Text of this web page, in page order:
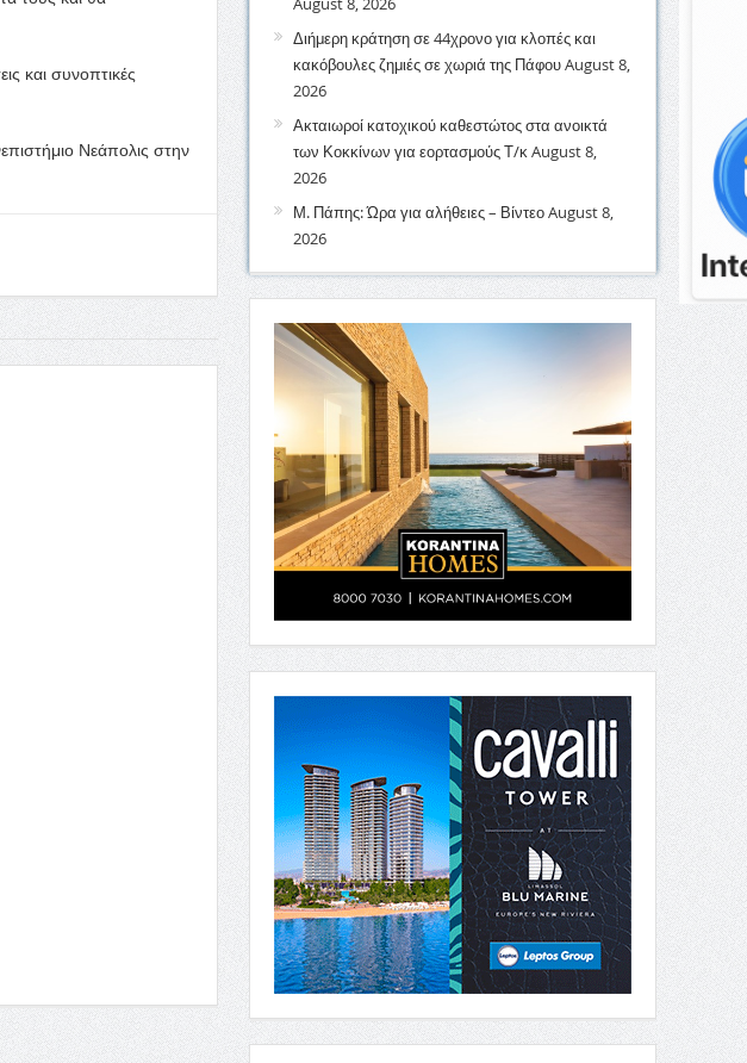
και συνοπτικές
Νεάπολις στην
Διήμερη κράτηση σε 44χρονο για κλοπές και
κακόβουλες ζημιές σε χωριά της ΠάφουAugust 8,
2026
Ακταιωροί κατοχικού καθεστώτος στα ανοικτά
των Κοκκίνων για εορτασμούς Τ/κAugust 8,
2026
Μ. Πάπης: Ώρα για αλήθειες – ΒίντεοAugust 8,
2026